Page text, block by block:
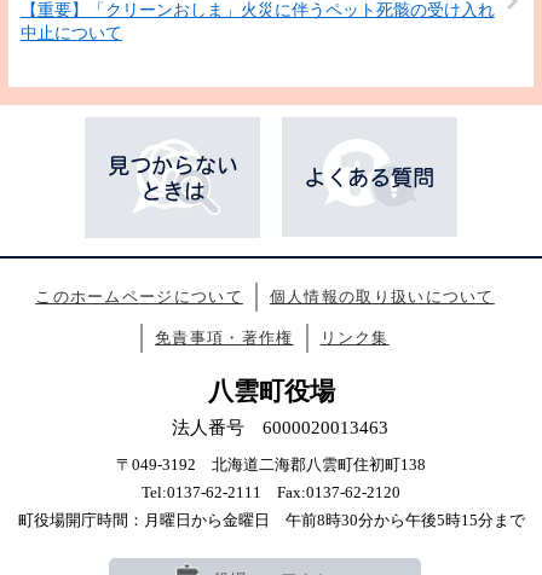
【重要】「クリーンおしま」火災に伴うペット死骸の受け入れ
中止について
このホームページについて 個人情報の取り扱いについて
免責事項・著作権 リンク集
八雲町役場
法人番号 6000020013463
〒049-3192 北海道二海郡八雲町住初町138
Tel:0137-62-2111 Fax:0137-62-2120
町役場開庁時間：月曜日から金曜日 午前8時30分から午後5時15分まで